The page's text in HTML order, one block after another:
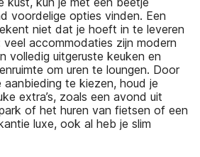
voordelige opties vinden. Een
niet dat je hoeft in te leveren
accommodaties zijn modern
volledig uitgeruste keuken en
om uren te loungen. Door
te kiezen, houd je
extra’s, zoals een avond uit
of het huren van fietsen of een
luxe, ook al heb je slim